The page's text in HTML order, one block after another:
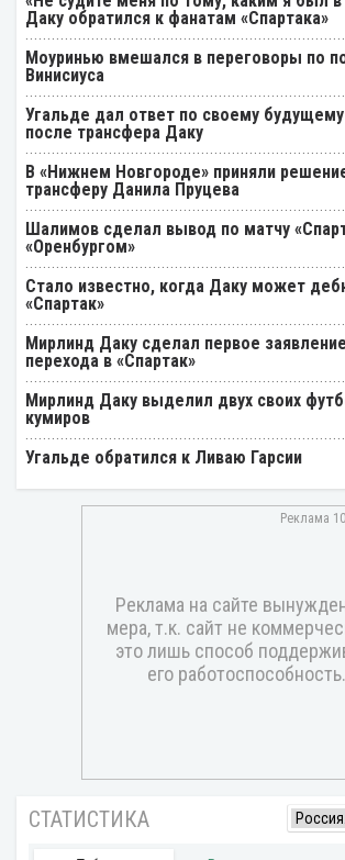
Даку обратился к фанатам «Спартака»
Моуринью вмешался в переговоры по
Винисиуса
Угальде дал ответ по своему будущему
после трансфера Даку
В «Нижнем Новгороде» приняли
трансферу Данила Пруцева
Шалимов сделал вывод по матчу
«Оренбургом»
Стало известно, когда Даку может
«Спартак»
Мирлинд Даку сделал первое
перехода в «Спартак»
Мирлинд Даку выделил двух своих
кумиров
Угальде обратился к Ливаю Гарсии